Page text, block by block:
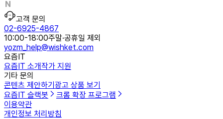
고객 문의
02-6925-4867
10:00-18:00주말·공휴일 제외
yozm_help@wishket.com
요즘IT
요즘IT 소개작가 지원
기타 문의
콘텐츠 제안하기 광고 상품 보기
요즘IT 슬랙봇
크롬 확장 프로그램
이용약관
개인정보 처리방침